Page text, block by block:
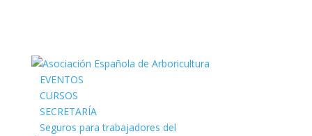
EVENTOS
CURSOS
SECRETARÍA
Seguros para trabajadores del